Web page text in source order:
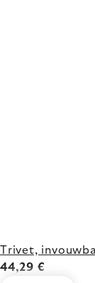
Trivet,
44,29 €